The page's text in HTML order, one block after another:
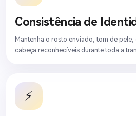
Consistência de
Mantenha o rosto enviado, tom de
cabeça reconhecíveis durante toda a
⚡